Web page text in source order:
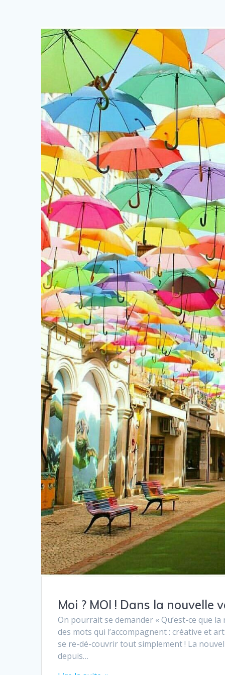
Moi ? MOI ! Dans la
On pourrait se demander « Qu’est-ce que
des mots qui l’accompagnent : créative et
se re-dé-couvrir tout simplement ! La
depuis…